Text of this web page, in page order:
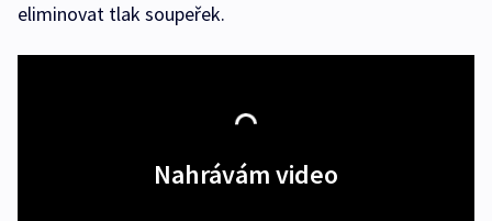
eliminovat tlak soupeřek.
Nahrávám video